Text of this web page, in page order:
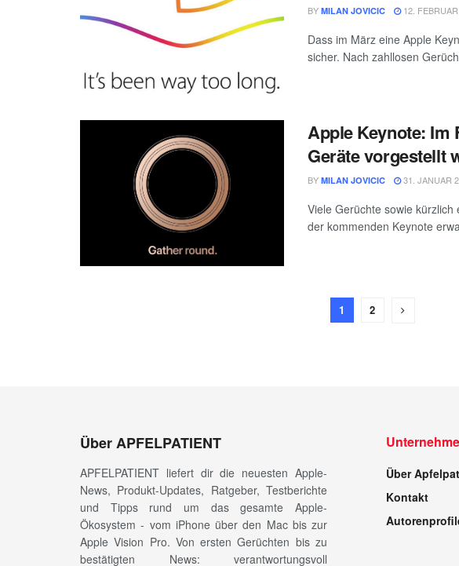
BY MILAN JOVICIC 12.
Dass im März eine Apple
sicher. Nach zahllosen
Apple Keynote: Im
Geräte vorgestellt
BY MILAN JOVICIC 31. JANUAR
Viele Gerüchte sowie
der kommenden Keynote
1 2
Über APFELPATIENT
APFELPATIENT liefert dir die neuesten Apple-
News, Produkt-Updates, Ratgeber, Testberichte
und Tipps rund um das gesamte Apple-
Ökosystem - vom iPhone über den Mac bis zur
Apple Vision Pro. Von ersten Gerüchten bis zu
bestätigten News: verantwortungsvoll
Über
Kontakt